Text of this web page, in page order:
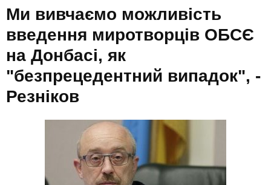
Ми вивчаємо можливість
введення миротворців ОБСЄ
на Донбасі, як
"безпрецедентний випадок", -
Резніков